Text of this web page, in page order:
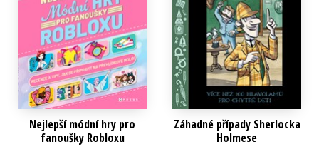
Nejlepší módní hry pro
fanoušky Robloxu
Záhadné případy Sherlocka
Holmese